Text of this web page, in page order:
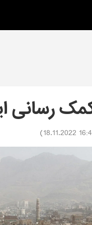
رسانی
16:41
)